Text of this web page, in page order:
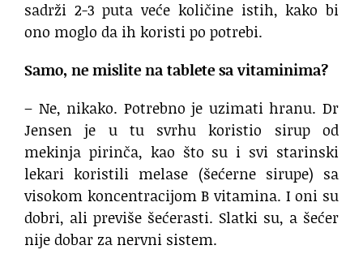
sadrži 2-3 puta veće količine istih, kako bi
ono moglo da ih koristi po potrebi.
Samo, ne mislite na tablete sa vitaminima?
– Ne, nikako. Potrebno je uzimati hranu. Dr
Jensen je u tu svrhu koristio sirup od
mekinja pirinča, kao što su i svi starinski
lekari koristili melase (šećerne sirupe) sa
visokom koncentracijom B vitamina. I oni su
dobri, ali previše šećerasti. Slatki su, a šećer
nije dobar za nervni sistem.